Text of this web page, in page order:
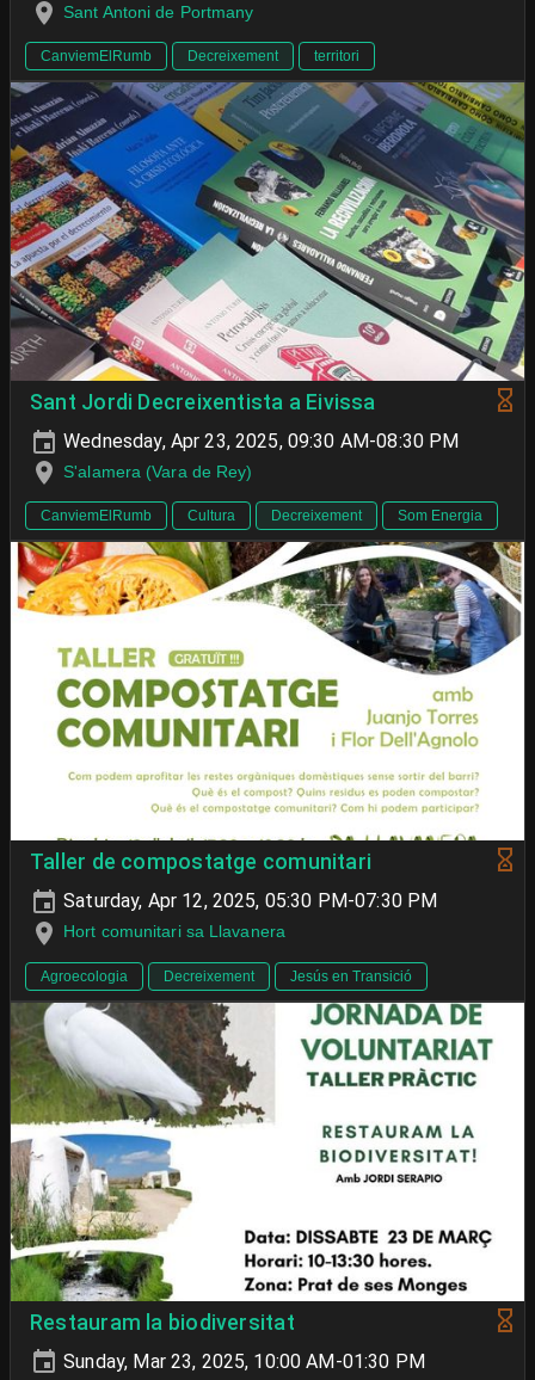
Sant Antoni de Portmany
CanviemElRumb Decreixement territori
Sant Jordi Decreixentista a Eivissa
Wednesday, Apr 23, 2025, 09:30 AM-08:30 PM
S'alamera (Vara de Rey)
CanviemElRumb Cultura Decreixement Som Energia
Taller de compostatge comunitari
Saturday, Apr 12, 2025, 05:30 PM-07:30 PM
Hort comunitari sa Llavanera
Agroecologia Decreixement Jesús en Transició
Restauram la biodiversitat
Sunday, Mar 23, 2025, 10:00 AM-01:30 PM